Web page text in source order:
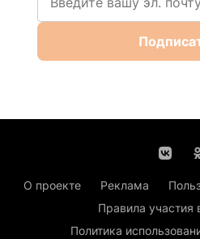
О проекте Реклама
Правила участия
Политика